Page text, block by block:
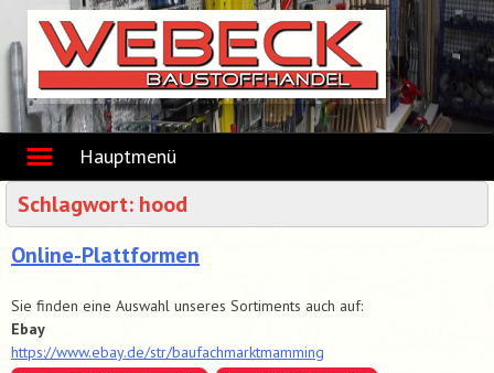
content
Hauptmenü
Schlagwort: hood
Online-Plattformen
Sie finden eine Auswahl unseres Sortiments auch auf:
Ebay
https://www.ebay.de/str/baufachmarktmamming